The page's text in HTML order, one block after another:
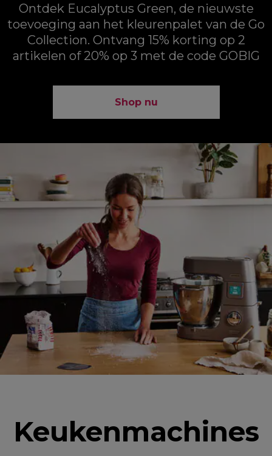
Ontdek Eucalyptus Green, de nieuwste
toevoeging aan het kleurenpalet van de Go
Collection. Ontvang 15% korting op 2
artikelen of 20% op 3 met de code GOBIG
Shop nu
Keukenmachines